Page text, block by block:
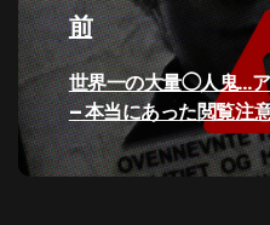
稿
ナ
ビ
ゲ
前
過
去
の
投
世界一の大量◯人鬼…
– 本当にあった閲覧注